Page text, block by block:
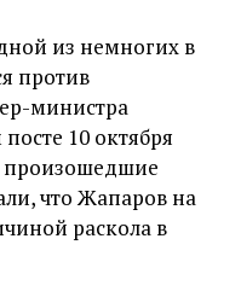
из немногих в
против
министра
10 октября
произошедшие
что Жапаров на
раскола в